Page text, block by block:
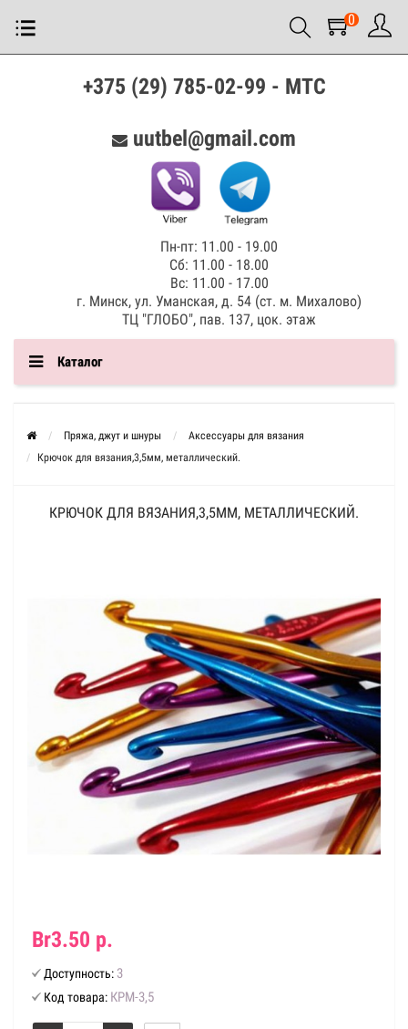
0
+375 (29) 785-02-99 - МТС
uutbel@gmail.com
Пн-пт: 11.00 - 19.00
Сб: 11.00 - 18.00
Вс: 11.00 - 17.00
г. Минск, ул. Уманская, д. 54 (ст. м. Михалово)
ТЦ "ГЛОБО", пав. 137, цок. этаж
Каталог
Пряжа, джут и шнуры
Аксессуары для вязания
Крючок для вязания,3,5мм, металлический.
КРЮЧОК ДЛЯ ВЯЗАНИЯ,3,5ММ, МЕТАЛЛИЧЕСКИЙ.
Br3.50 р.
Доступность: 3
Код товара: КРМ-3,5